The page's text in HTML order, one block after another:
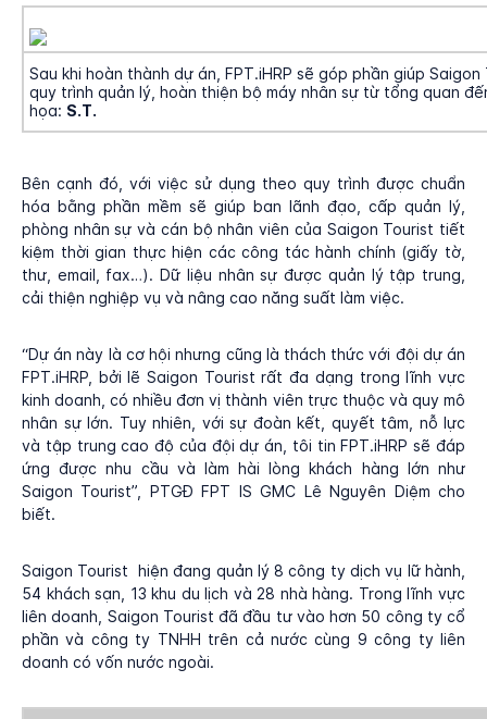
Sau khi hoàn thành dự án, FPT.iHRP sẽ góp phần giúp
quy trình quản lý, hoàn thiện bộ máy nhân sự từ tổng quan
họa: S.T.
Bên cạnh đó, với việc sử dụng theo quy trình được chuẩn
hóa bằng phần mềm sẽ giúp ban lãnh đạo, cấp quản lý,
phòng nhân sự và cán bộ nhân viên của Saigon Tourist tiết
kiệm thời gian thực hiện các công tác hành chính (giấy tờ,
thư, email, fax…). Dữ liệu nhân sự được quản lý tập trung,
cải thiện nghiệp vụ và nâng cao năng suất làm việc.
“Dự án này là cơ hội nhưng cũng là thách thức với đội dự án
FPT.iHRP, bởi lẽ Saigon Tourist rất đa dạng trong lĩnh vực
kinh doanh, có nhiều đơn vị thành viên trực thuộc và quy mô
nhân sự lớn. Tuy nhiên, với sự đoàn kết, quyết tâm, nỗ lực
và tập trung cao độ của đội dự án, tôi tin FPT.iHRP sẽ đáp
ứng được nhu cầu và làm hài lòng khách hàng lớn như
Saigon Tourist”, PTGĐ FPT IS GMC Lê Nguyên Diệm cho
biết.
Saigon Tourist hiện đang quản lý 8 công ty dịch vụ lữ hành,
54 khách sạn, 13 khu du lịch và 28 nhà hàng. Trong lĩnh vực
liên doanh, Saigon Tourist đã đầu tư vào hơn 50 công ty cổ
phần và công ty TNHH trên cả nước cùng 9 công ty liên
doanh có vốn nước ngoài.